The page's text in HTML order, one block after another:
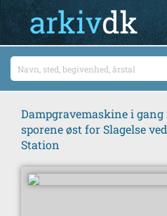
Dampgravemaskine i
sporene øst for Slagelse
Station